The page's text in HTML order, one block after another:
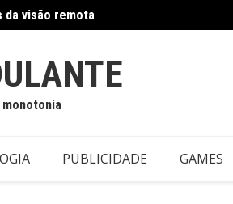
da visão remota
PUBLICIDADE GAMES